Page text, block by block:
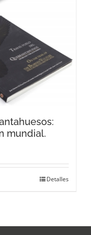
mundial.
Detalles